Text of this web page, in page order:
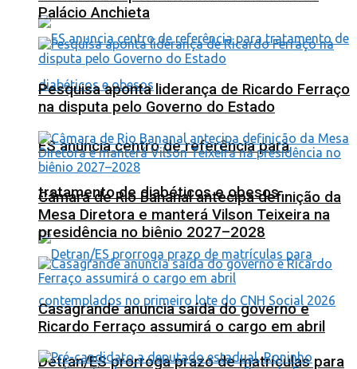
ES anuncia centro de referência para
tratamento de diabéticos e obesos
Detran/ES prorroga prazo de matrículas para
Palácio Anchieta
Pesquisa aponta liderança de Ricardo Ferraço
na disputa pelo Governo do Estado
Câmara de Rio Bananal antecipa definição da
Mesa Diretora e manterá Vilson Teixeira na
presidência no biênio 2027–2028
Casagrande anuncia saída do governo e
Ricardo Ferraço assumirá o cargo em abril